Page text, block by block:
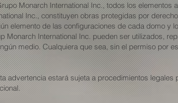
Monarch International Inc., todos los elementos
Inc., constituyen obras protegidas por
elemento de las configuraciones de cada domo y
Monarch International Inc. pueden ser utilizados,
medio. Cualquiera que sea, sin el permiso por
advertencia estará sujeta a procedimientos